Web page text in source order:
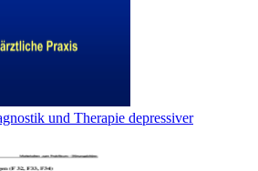
und Therapie depressiver